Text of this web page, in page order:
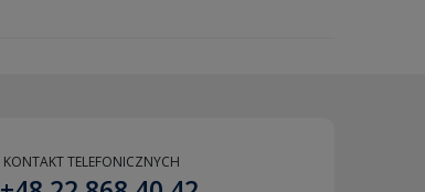
KONTAKT TELEFONICZNYCH